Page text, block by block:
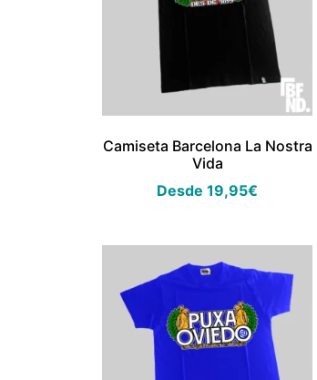
Camiseta Barcelona La Nostra
Vida
Desde19,95€